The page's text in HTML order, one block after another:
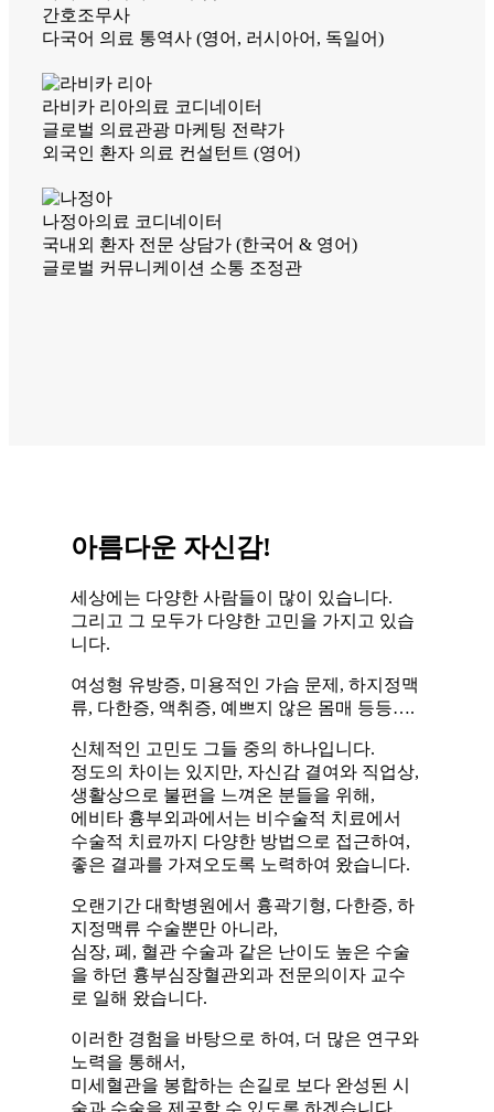
간호조무사
다국어 의료 통역사 (영어, 러시아어, 독일어)
라비카 리아의료 코디네이터
글로벌 의료관광 마케팅 전략가
외국인 환자 의료 컨설턴트 (영어)
나정아의료 코디네이터
국내외 환자 전문 상담가 (한국어 & 영어)
글로벌 커뮤니케이션 소통 조정관
아름다운 자신감!
세상에는 다양한 사람들이 많이 있습니다.
그리고 그 모두가 다양한 고민을 가지고 있습
니다.
여성형 유방증, 미용적인 가슴 문제, 하지정맥
류, 다한증, 액취증, 예쁘지 않은 몸매 등등….
신체적인 고민도 그들 중의 하나입니다.
정도의 차이는 있지만, 자신감 결여와 직업상,
생활상으로 불편을 느껴온 분들을 위해,
에비타 흉부외과에서는 비수술적 치료에서
수술적 치료까지 다양한 방법으로 접근하여,
좋은 결과를 가져오도록 노력하여 왔습니다.
오랜기간 대학병원에서 흉곽기형, 다한증, 하
지정맥류 수술뿐만 아니라,
심장, 폐, 혈관 수술과 같은 난이도 높은 수술
을 하던 흉부심장혈관외과 전문의이자 교수
로 일해 왔습니다.
이러한 경험을 바탕으로 하여, 더 많은 연구와
노력을 통해서,
미세혈관을 봉합하는 손길로 보다 완성된 시